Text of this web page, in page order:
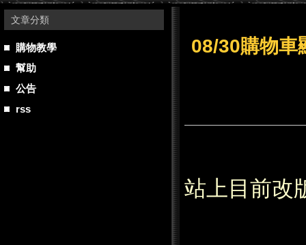
文章分類
購物教學
幫助
公告
rss
08/30購物車
站上目前